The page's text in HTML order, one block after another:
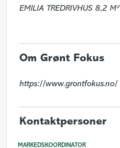
EMILIA TREDRIVHUS 8,2 M²
Om Grønt Fokus
https://www.grontfokus.no/
Kontaktpersoner
MARKEDSKOORDINATOR